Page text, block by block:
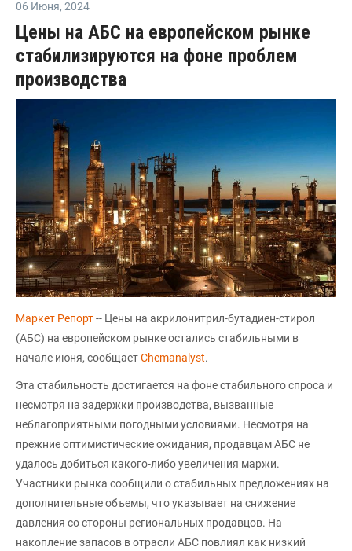
06 Июня, 2024
Цены на АБС на европейском рынке
стабилизируются на фоне проблем
производства
Маркет Репорт-- Цены на акрилонитрил-бутадиен-стирол
(АБС) на европейском рынке остались стабильными в
начале июня, сообщаетChemanalyst.
Эта стабильность достигается на фоне стабильного спроса и
несмотря на задержки производства, вызванные
неблагоприятными погодными условиями. Несмотря на
прежние оптимистические ожидания, продавцам АБС не
удалось добиться какого-либо увеличения маржи.
Участники рынка сообщили о стабильных предложениях на
дополнительные объемы, что указывает на снижение
давления со стороны региональных продавцов. На
накопление запасов в отрасли АБС повлиял как низкий